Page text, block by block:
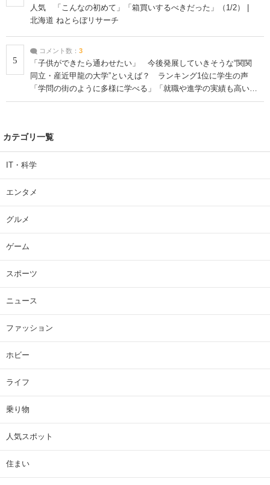
人気 「こんなの初めて」「箱買いするべきだった」（1/2） |
北海道 ねとらぼリサーチ
5
コメント数： 3
「子供ができたら通わせたい」 今後発展していきそうな“関関
同立・産近甲龍の大学”といえば？ ランキング1位に学生の声
「学問の街のように多様に学べる」「就職や進学の実績も高い」
| 大学 ねとらぼリサーチ
カテゴリ一覧
IT・科学
エンタメ
グルメ
ゲーム
スポーツ
ニュース
ファッション
ホビー
ライフ
乗り物
人気スポット
住まい